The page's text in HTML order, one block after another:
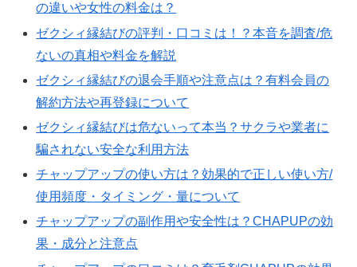
の違いや女性の料金は？
ゼクシィ縁結びの評判・口コミは！？本音を調査/危
ないの真相や料金を解説
ゼクシィ縁結びの退会手順や注意点は？有料会員の
解約方法や再登録について
ゼクシィ縁結びは危ないって本当？サクラや業者に
騙されない安全な利用方法
チャップアップの使い方は？効果的で正しい使い方/
使用頻度・タイミング・量について
チャップアップの副作用や安全性は？CHAPUPの効
果・成分と注意点